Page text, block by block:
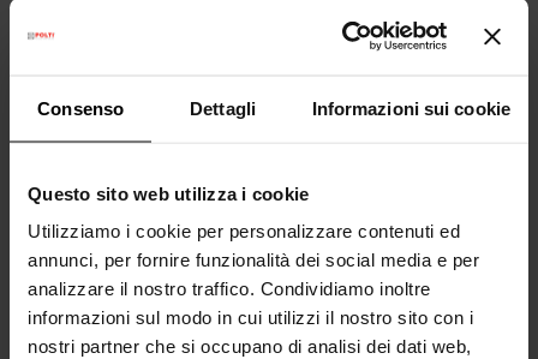
Consenso Dettagli Informazioni sui cookie
Questo sito web utilizza i cookie
Utilizziamo i cookie per personalizzare contenuti ed
annunci, per fornire funzionalità dei social media e per
analizzare il nostro traffico. Condividiamo inoltre
informazioni sul modo in cui utilizzi il nostro sito con i
nostri partner che si occupano di analisi dei dati web,
Consegna Gratuitasopra i 99€
Garanzia legale2 anni